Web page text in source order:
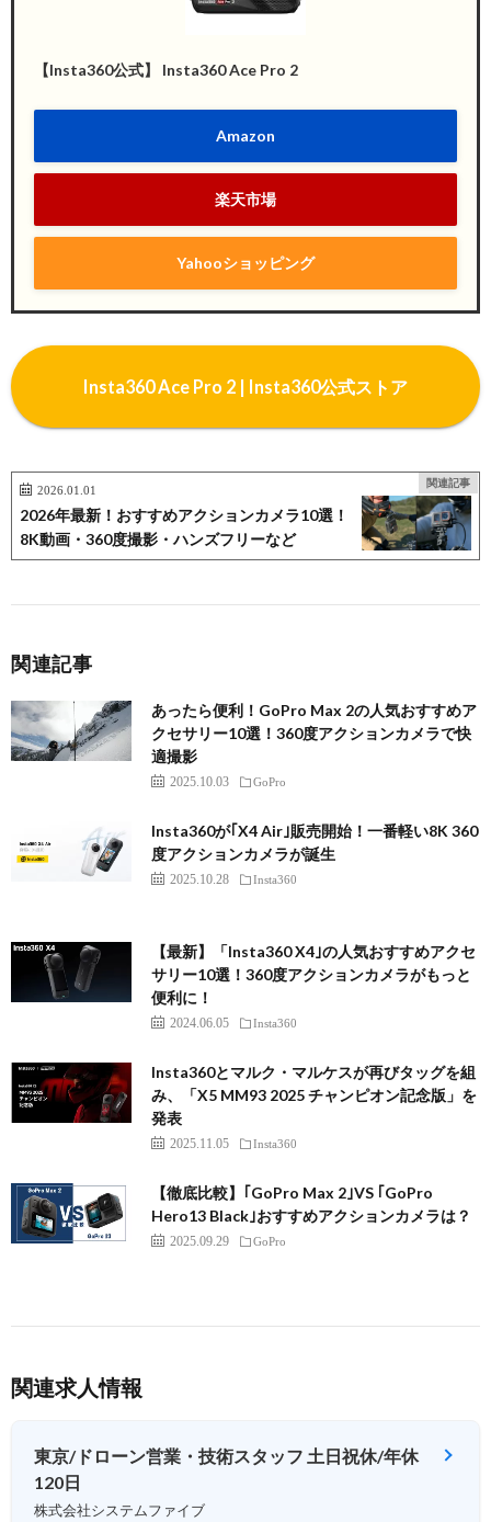
【Insta360公式】 Insta360 Ace Pro 2
Amazon
楽天市場
Yahooショッピング
Insta360 Ace Pro 2 | Insta360公式ストア
関連記事
2026.01.01
2026年最新！おすすめアクションカメラ10選！
8K動画・360度撮影・ハンズフリーなど
関連記事
あったら便利！GoPro Max 2の人気おすすめア
クセサリー10選！360度アクションカメラで快
適撮影
2025.10.03 GoPro
Insta360が｢X4 Air｣販売開始！一番軽い8K 360
度アクションカメラが誕生
2025.10.28 Insta360
【最新】「Insta360 X4｣の人気おすすめアクセ
サリー10選！360度アクションカメラがもっと
便利に！
2024.06.05 Insta360
Insta360とマルク・マルケスが再びタッグを組
み、「X5 MM93 2025 チャンピオン記念版」を
発表
2025.11.05 Insta360
【徹底比較】｢GoPro Max 2｣VS ｢GoPro
Hero13 Black｣おすすめアクションカメラは？
2025.09.29 GoPro
関連求人情報
東京/ドローン営業・技術スタッフ 土日祝休/年休
120日
株式会社システムファイブ